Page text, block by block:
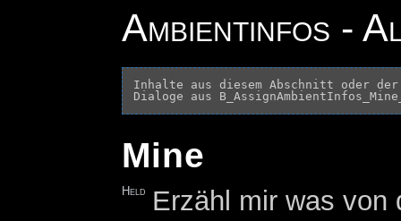
Ambientinfos -
Inhalte aus diesem Abschnitt oder
Mine
Held Erzähl mir was von